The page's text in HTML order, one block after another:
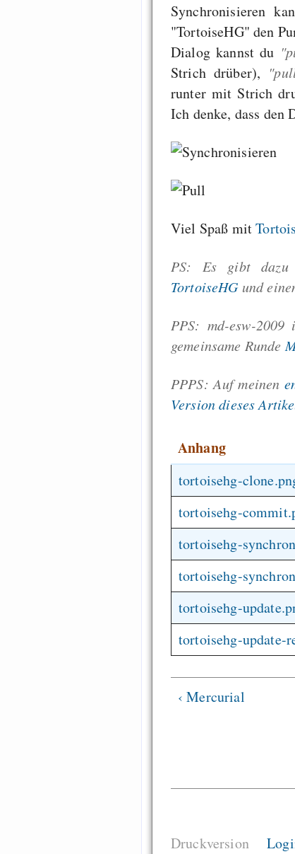
Synchronisieren
"TortoiseHG" den
Dialog kannst du
Strich drüber),
runter mit Strich
Ich denke, dass
Viel Spaß mit
PS: Es gibt
TortoiseHGund
PPS: md-esw-
gemeinsame Runde
PPPS: Auf meinen
Version dieses
Anhang
tortoisehg-
tortoisehg-
tortoisehg-
tortoisehg-
tortoisehg-
tortoisehg-update-
‹ Mercurial
Druckversion